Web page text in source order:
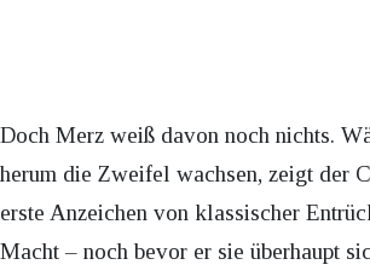
Doch Merz weiß davon noch nichts.
herum die Zweifel wachsen, zeigt der
erste Anzeichen von klassischer
Macht – noch bevor er sie überhaupt